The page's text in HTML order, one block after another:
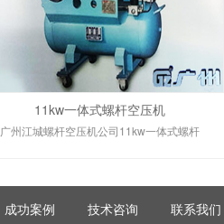
11kw一体式螺杆空压机
广州江城螺杆空压机公司11kw一体式螺杆
成功案例 技术咨询 联系我们